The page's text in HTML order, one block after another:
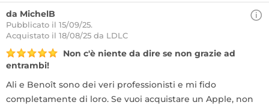
da MichelB
Pubblicato il 15/09/25.
Acquistato il 18/08/25 da LDLC
Non c'è niente da dire se non grazie ad
entrambi!
Ali e Benoît sono dei veri professionisti e mi fido
completamente di loro. Se vuoi acquistare un Apple, non